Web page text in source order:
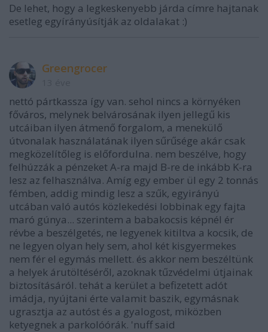
De lehet, hogy a legkeskenyebb járda címre hajtanak
esetleg egyírányúsítják az oldalakat :)
Greengrocer
nettó pártkassza így van. sehol nincs a környéken
főváros, melynek belvárosának ilyen jellegű kis
utcáiban ilyen átmenő forgalom, a menekülő
útvonalak használatának ilyen sűrűsége akár csak
megközelítőleg is előfordulna. nem beszélve, hogy
felhúzzák a pénzeket A-ra majd B-re de inkább K-ra
lesz az felhasználva. Amíg egy ember ül egy 2 tonnás
fémben, addig mindig lesz a szűk, egyirányú
utcában való autós közlekedési lobbinak egy fajta
maró gúnya... szerintem a babakocsis képnél ér
révbe a beszélgetés, ne legyenek kitiltva a kocsik, de
ne legyen olyan hely sem, ahol két kisgyermekes
nem fér el egymás mellett. és akkor nem beszéltünk
a helyek árutöltéséről, azoknak tűzvédelmi útjainak
biztosításáról. tehát a kerület a befizetett adót
imádja, nyújtani érte valamit baszik, egymásnak
ugrasztja az autóst és a gyalogost, miközben
ketyegnek a parkolóórák. 'nuff said